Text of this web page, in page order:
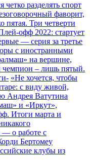
четко разделять спорт
фаворит,
пятая. Три четверти
офф 2022: стартует
— серия за третье
с иностранными
на вершине,
чемпион – лишь пятый.
«Не хочется, чтобы
с виду живой,
Андрея Ватутина
и «Иркут»,
Итоги марта и
о работе с
Бертомеу
клубы из